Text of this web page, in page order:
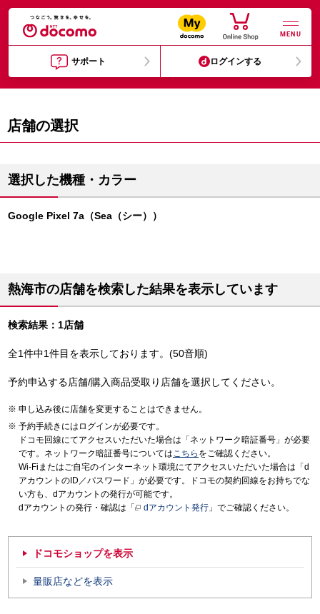
MENU
サポート ログインする
店舗の選択
選択した機種・カラー
Google Pixel 7a（Sea（シー））
熱海市の店舗を検索した結果を表示しています
検索結果：1店舗
全1件中1件目を表示しております。(50音順)
予約申込する店舗/購入商品受取り店舗を選択してください。
申し込み後に店舗を変更することはできません。
予約手続きにはログインが必要です。
ドコモ回線にてアクセスいただいた場合は「ネットワーク暗証番号」が必要
です。ネットワーク暗証番号についてはこちら をご確認ください。
Wi-Fiまたはご自宅のインターネット環境にてアクセスいただいた場合は「d
アカウントのID／パスワード」が必要です。ドコモの契約回線をお持ちでな
い方も、dアカウントの発行が可能です。
dアカウントの発行・確認は「
dアカウント発行 」でご確認ください。
ドコモショップを表示
量販店などを表示